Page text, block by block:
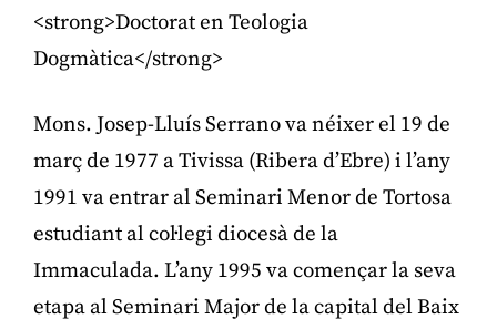
<strong>Doctorat en Teologia
Dogmàtica</strong>
Mons. Josep-Lluís Serrano va néixer el 19 de
març de 1977 a Tivissa (Ribera d’Ebre) i l’any
1991 va entrar al Seminari Menor de Tortosa
estudiant al col·legi diocesà de la
Immaculada. L’any 1995 va començar la seva
etapa al Seminari Major de la capital del Baix